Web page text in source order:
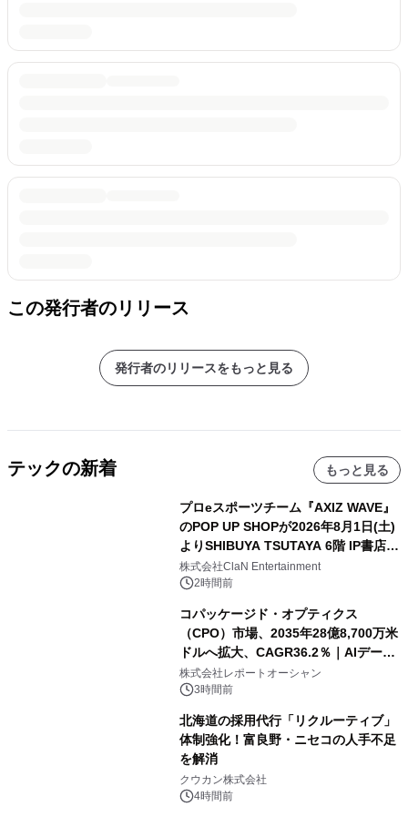
この発行者のリリース
発行者のリリースをもっと見る
テックの新着 もっと見る
プロeスポーツチーム『AXIZ WAVE』
のPOP UP SHOPが2026年8月1日(土)
よりSHIBUYA TSUTAYA 6階 IP書店で
開催決定！！
株式会社ClaN Entertainment
2時間前
コパッケージド・オプティクス
（CPO）市場、2035年28億8,700万米
ドルへ拡大、CAGR36.2％｜AIデータ
センター・高速光通信需要が成長を加
速
株式会社レポートオーシャン
3時間前
北海道の採用代行「リクルーティブ」
体制強化！富良野・ニセコの人手不足
を解消
クウカン株式会社
4時間前